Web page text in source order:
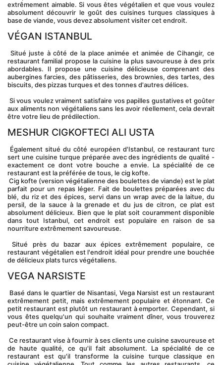
extrêmement aimable. Si vous êtes végétalien et que vous voulez
absolument découvrir le goût des cuisines turques classiques à
base de viande, vous devez absolument visiter cet endroit.
VÉGAN ISTANBUL
restaurant familial propose la cuisine la plus savoureuse à des prix
abordables. Il propose une cuisine délicieuse comprenant des
aubergines farcies, des pâtisseries, des brownies, des tartes, des
biscuits, des pizzas turques et des tonnes d'autres délices.
aux aliments non végétaliens sans les avoir réellement, cela devrait
être votre lieu de prédilection.
MESHUR CIGKOFTECI ALI USTA
sert une cuisine turque préparée avec des ingrédients de qualité -
exactement ce dont votre bouche a envie. La spécialité de ce
restaurant est la préférée de tous, le cig kofte.
parfait pour un repas léger. Fait de boulettes préparées avec du
blé, du riz et des épices, servi dans un wrap avec de la laitue, du
persil, de la sauce à la grenade et du jus de citron, ce plat est
absolument délicieux. Bien que le plat soit couramment disponible
dans tout Istanbul, cet endroit est populaire en raison de sa
nourriture extrêmement savoureuse.
Situé près du bazar aux épices extrêmement populaire, ce
restaurant végétalien est l'endroit idéal pour prendre une bouchée
de délicieux plats turcs végétaliens.
VEGA NARSISTE
extrêmement petit, mais extrêmement populaire et étonnant. Ce
petit restaurant est plutôt un restaurant à emporter. Cependant, si
vous êtes quelqu'un qui souhaite vraiment dîner, vous trouverez
peut-être un coin salon compact.
Ce restaurant vise à fournir à ses clients une cuisine savoureuse et
de haute qualité, ce qu'il fait absolument. La spécialité de ce
restaurant est qu'il transforme la cuisine turque classique en